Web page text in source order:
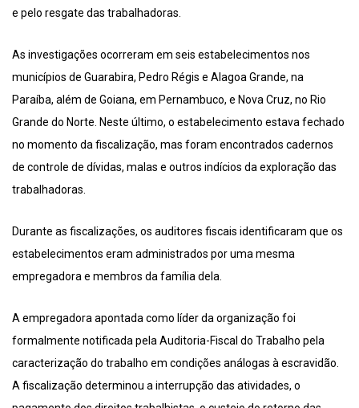
e pelo resgate das trabalhadoras.
As investigações ocorreram em seis estabelecimentos nos
municípios de Guarabira, Pedro Régis e Alagoa Grande, na
Paraíba, além de Goiana, em Pernambuco, e Nova Cruz, no Rio
Grande do Norte. Neste último, o estabelecimento estava fechado
no momento da fiscalização, mas foram encontrados cadernos
de controle de dívidas, malas e outros indícios da exploração das
trabalhadoras.
Durante as fiscalizações, os auditores fiscais identificaram que os
estabelecimentos eram administrados por uma mesma
empregadora e membros da família dela.
A empregadora apontada como líder da organização foi
formalmente notificada pela Auditoria-Fiscal do Trabalho pela
caracterização do trabalho em condições análogas à escravidão.
A fiscalização determinou a interrupção das atividades, o